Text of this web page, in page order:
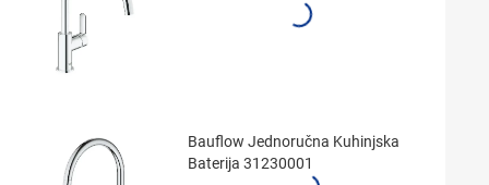
Bauflow Jednoručna Kuhinjska
Baterija 31230001